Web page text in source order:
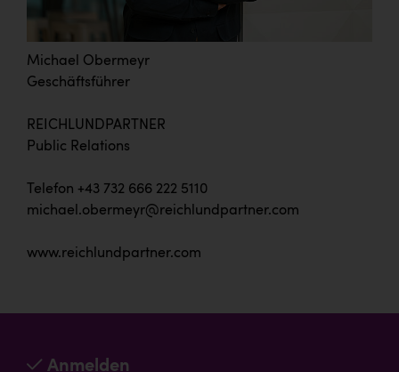
Michael Obermeyr
Geschäftsführer
REICHLUNDPARTNER
Public Relations
Telefon +43 732 666 222 5110
michael.obermeyr@reichlundpartner.com
www.reichlundpartner.com
Anmelden